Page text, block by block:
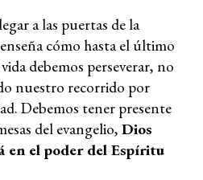
a las puertas de la
cómo hasta el último
debemos perseverar, no
nuestro recorrido por
Debemos tener presente
del evangelio, Dios
en el poder del Espíritu